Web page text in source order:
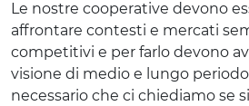
Le nostre cooperative devono
affrontare contesti e mercati
competitivi e per farlo devono
visione di medio e lungo
necessario che ci chiediamo se